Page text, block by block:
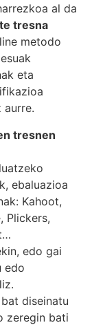
al da
tresna
metodo
eta
aurre.
tresnen
ebaluazioa
Kahoot,
Plickers,
edo gai
edo
diseinatu
zeregin bati